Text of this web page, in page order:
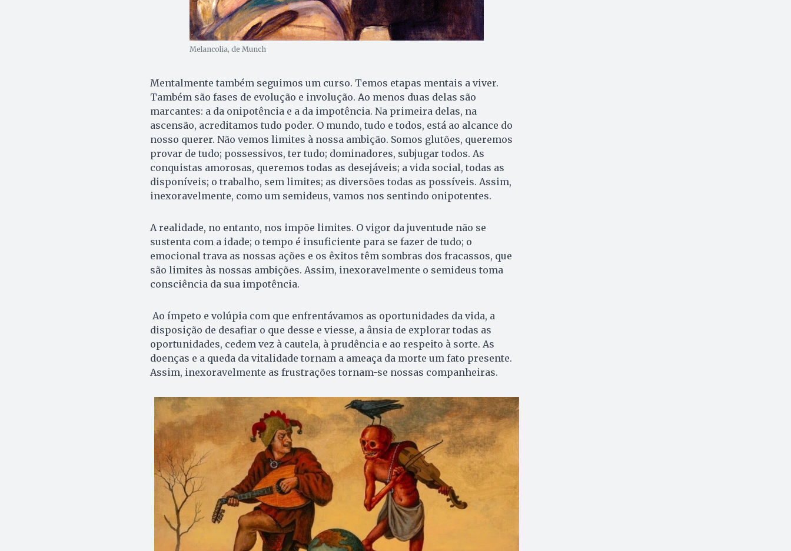
Melancolia, de Munch
Mentalmente também seguimos um curso. Temos etapas mentais a viver.
Também são fases de evolução e involução. Ao menos duas delas são
marcantes: a da onipotência e a da impotência. Na primeira delas, na
ascensão, acreditamos tudo poder. O mundo, tudo e todos, está ao alcance do
nosso querer. Não vemos limites à nossa ambição. Somos glutões, queremos
provar de tudo; possessivos, ter tudo; dominadores, subjugar todos. As
conquistas amorosas, queremos todas as desejáveis; a vida social, todas as
disponíveis; o trabalho, sem limites; as diversões todas as possíveis. Assim,
inexoravelmente, como um semideus, vamos nos sentindo onipotentes.
A realidade, no entanto, nos impõe limites. O vigor da juventude não se
sustenta com a idade; o tempo é insuficiente para se fazer de tudo; o
emocional trava as nossas ações e os êxitos têm sombras dos fracassos, que
são limites às nossas ambições. Assim, inexoravelmente o semideus toma
consciência da sua impotência.
Ao ímpeto e volúpia com que enfrentávamos as oportunidades da vida, a
disposição de desafiar o que desse e viesse, a ânsia de explorar todas as
oportunidades, cedem vez à cautela, à prudência e ao respeito à sorte. As
doenças e a queda da vitalidade tornam a ameaça da morte um fato presente.
Assim, inexoravelmente as frustrações tornam-se nossas companheiras.